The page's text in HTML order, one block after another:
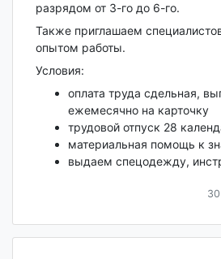
разрядом от 3-го до 6-го.
Также приглашаем
опытом работы.
Условия:
оплата труда сдельная,
ежемесячно на карточку
трудовой отпуск 28
материальная помощь к
выдаем спецодежду,